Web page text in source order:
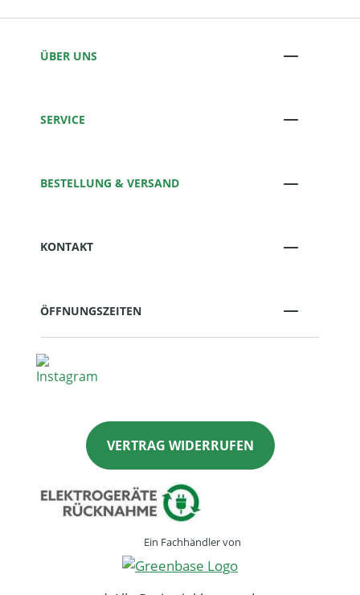
ÜBER UNS
SERVICE
BESTELLUNG & VERSAND
KONTAKT
ÖFFNUNGSZEITEN
VERTRAG WIDERRUFEN
Ein Fachhändler von